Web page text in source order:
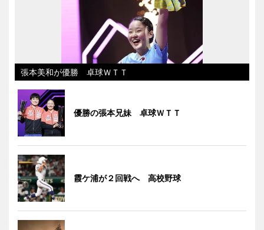
張本美和が優勝 卓球ＷＴＴ
優勝の張本兄妹 卓球ＷＴＴ
霞ケ浦が２回戦へ 高校野球